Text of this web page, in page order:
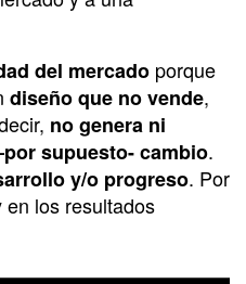
del mercado porque
diseño que no vende,
no genera ni
supuesto- cambio.
y/o progreso. Por
los resultados